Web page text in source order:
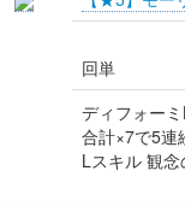
回単
ディフォー
合計×7で5連
Lスキル 観